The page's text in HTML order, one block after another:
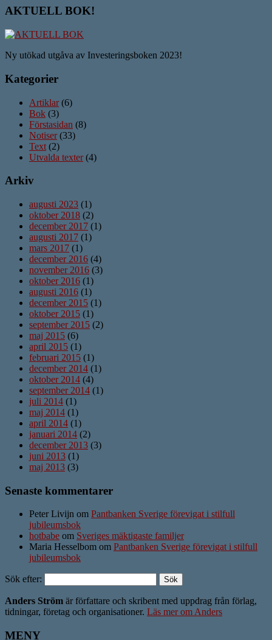
AKTUELL BOK!
Ny utökad utgåva av Investeringsboken 2023!
Kategorier
Artiklar(6)
Bok (3)
Förstasidan (8)
Notiser(33)
Text (2)
Utvalda texter(4)
Arkiv
augusti 2023 (1)
oktober 2018 (2)
december 2017 (1)
augusti 2017 (1)
mars 2017 (1)
december 2016 (4)
november 2016 (3)
oktober 2016 (1)
augusti 2016 (1)
december 2015 (1)
oktober 2015 (1)
september 2015 (2)
maj 2015 (6)
april 2015 (1)
februari 2015 (1)
december 2014 (1)
oktober 2014 (4)
september 2014 (1)
juli 2014 (1)
maj 2014 (1)
april 2014 (1)
januari 2014 (2)
december 2013 (3)
juni 2013 (1)
maj 2013 (3)
Senaste kommentarer
Peter Livijn om Pantbanken Sverige förevigat i stilfull
jubileumsbok
hotbabe om Sveriges mäktigaste familjer
Maria Hesselbom om Pantbanken Sverige förevigat i stilfull
jubileumsbok
Sök efter:
Anders Ström är författare och skribent med uppdrag från förlag,
tidningar, företag och organisationer. Läs mer om Anders
MENY